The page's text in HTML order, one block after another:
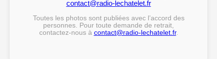
contact@radio-lechatelet.fr
Toutes les photos sont publiées avec l’accord des
personnes. Pour toute demande de retrait,
contactez-nous à contact@radio-lechatelet.fr.